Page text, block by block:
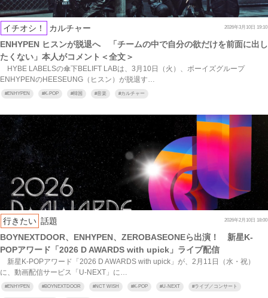
イチオシ！ カルチャー 2026年3月10日 19:10
ENHYPEN ヒスンが脱退へ 「チームの中で自分の欲だけを前面に出し
たくない」本人がコメント＜全文＞
HYBE LABELSの傘下BELIFT LABは、3月10日（火）、ボーイズグループ
ENHYPENのHEESEUNG（ヒスン）が脱退す…
#ENHYPEN #K-POP #韓国 #音楽 #カルチャー
行きたい 話題 2026年2月10日 18:00
BOYNEXTDOOR、ENHYPEN、ZEROBASEONEら出演！ 新星K‐
POPアワード「2026 D AWARDS with upick」ライブ配信
新星K‐POPアワード「2026 D AWARDS with upick」が、2月11日（水・祝）
に、動画配信サービス「U‐NEXT」に…
#ENHYPEN #BOYNEXTDOOR #NCT WISH #K-POP #U-NEXT #ライブ／コンサート